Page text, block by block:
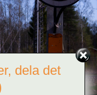
dela det